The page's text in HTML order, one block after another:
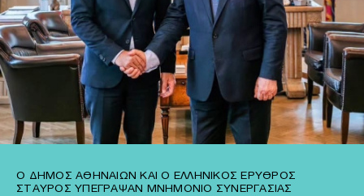
Ο ΔΉΜΟΣ ΑΘΗΝΑΊΩΝ ΚΑΙ Ο ΕΛΛΗΝΙΚΌΣ ΕΡΥΘΡΌΣ
ΣΤΑΥΡΌΣ ΥΠΈΓΡΑΨΑΝ ΜΝΗΜΌΝΙΟ ΣΥΝΕΡΓΑΣΊΑΣ